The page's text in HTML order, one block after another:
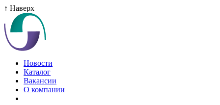
↑ Наверх
Новости
Каталог
Вакансии
О компании